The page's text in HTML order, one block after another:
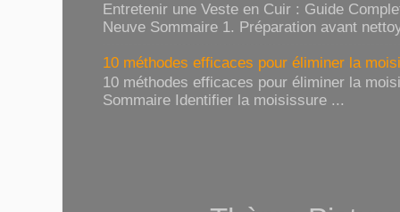
Entretenir une Veste en Cuir : Guide
Neuve Sommaire 1. Préparation avant
10 méthodes efficaces pour éliminer la
10 méthodes efficaces pour éliminer la
Sommaire Identifier la moisissure ...